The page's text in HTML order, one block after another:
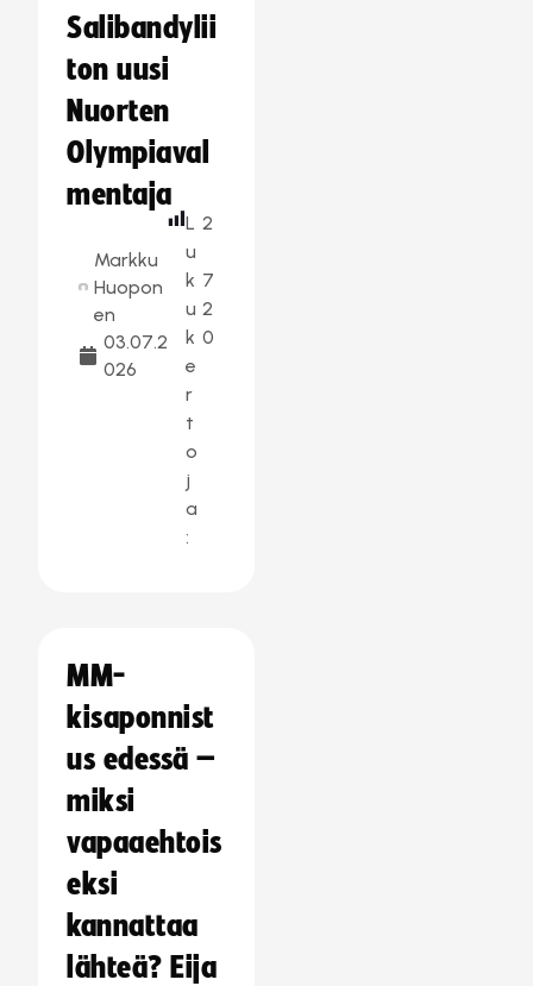
Salibandylii
ton uusi
Nuorten
Olympiaval
mentaja
Markku
Huopon
en
03.07.2
026
L
u
k
u
k
e
r
t
o
j
a
:
2
7
2
0
MM-
kisaponnist
us edessä –
miksi
vapaaehtois
eksi
kannattaa
lähteä? Eija